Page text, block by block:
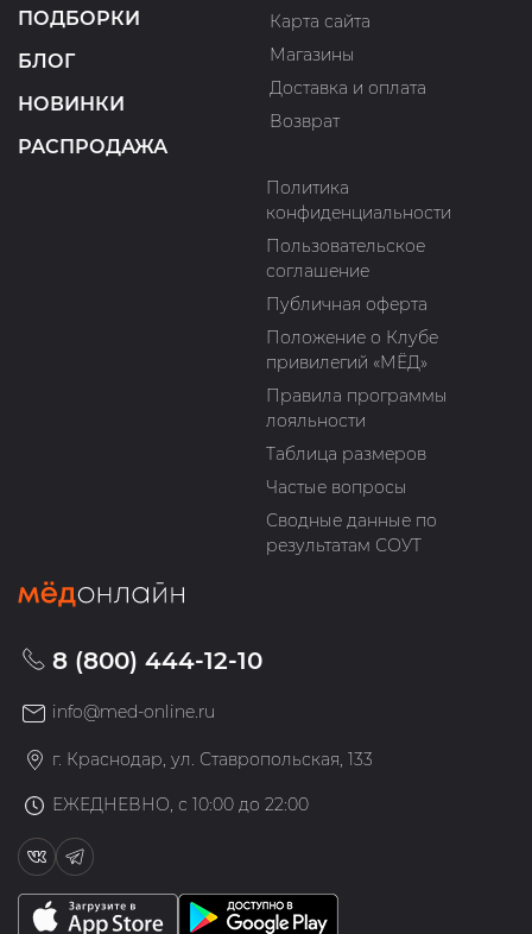
ПОДБОРКИ
БЛОГ
НОВИНКИ
РАСПРОДАЖА
Карта сайта
Магазины
Доставка и оплата
Возврат
Политика
конфиденциальности
Пользовательское
соглашение
Публичная оферта
Положение о Клубе
привилегий «МЁД»
Правила программы
лояльности
Таблица размеров
Частые вопросы
Сводные данные по
результатам СОУТ
8 (800) 444-12-10
info@med-online.ru
г. Краснодар, ул. Ставропольская, 133
ЕЖЕДНЕВНО, с 10:00 до 22:00